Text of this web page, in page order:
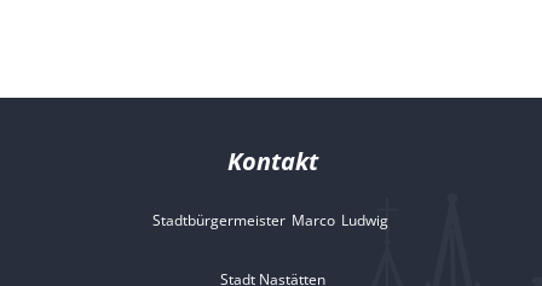
Kontakt
Stadtbürgermeister Marco Ludwig
Stadt Nastätten